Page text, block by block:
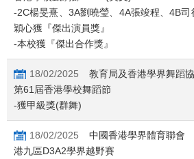
-2C楊旻熹、3A劉曉瑩、4A張竣程、4B
穎心獲『傑出演員獎』
-本校獲『傑出合作獎』
18/02/2025
教育局及香港學界舞蹈
第61屆香港學校舞蹈節
-獲甲級獎(群舞)
18/02/2025
中國香港學界體育聯會
港九區D3A2學界越野賽